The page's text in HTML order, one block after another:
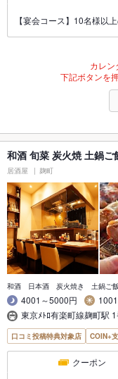
【宴会コース】10名様以
カレン
下記ボタンを
和酒 旬菜 炭火焼 土鍋ご
居酒屋 麹町
和酒 日本酒 炭火焼き 土鍋ご
4001～5000円
東京ﾒﾄﾛ有楽町線麹町駅
口コミ投稿特典対象店 COIN+
クーポン